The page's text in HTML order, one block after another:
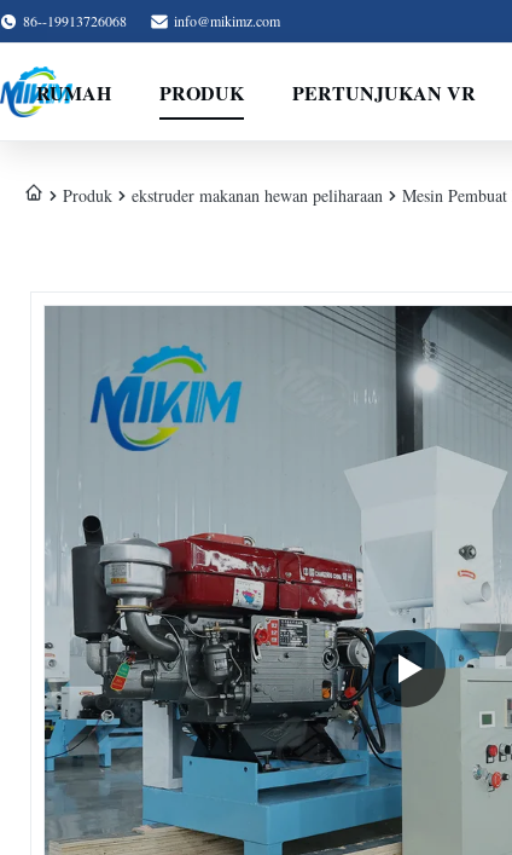
86--19913726068 info@mikimz.com
RUMAH PRODUK PERTUNJUKAN VR
Produk ekstruder makanan hewan peliharaan Mesin